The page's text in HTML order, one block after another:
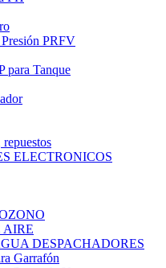
Presión PRFV
para Tanque
ELECTRONICOS
AIRE
DESPACHADORES
Garrafón